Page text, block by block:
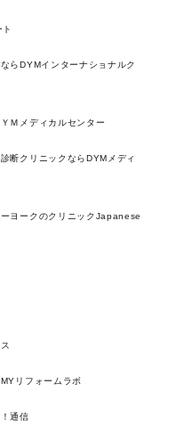
らDYMインターナショナルク
Ｍメディカルセンター
断クリニックならDYMメディ
ヨークのクリニックJapanese
リフォームラボ
通信